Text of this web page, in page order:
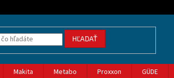
HĽADAŤ
Makita Metabo Proxxon GÜDE